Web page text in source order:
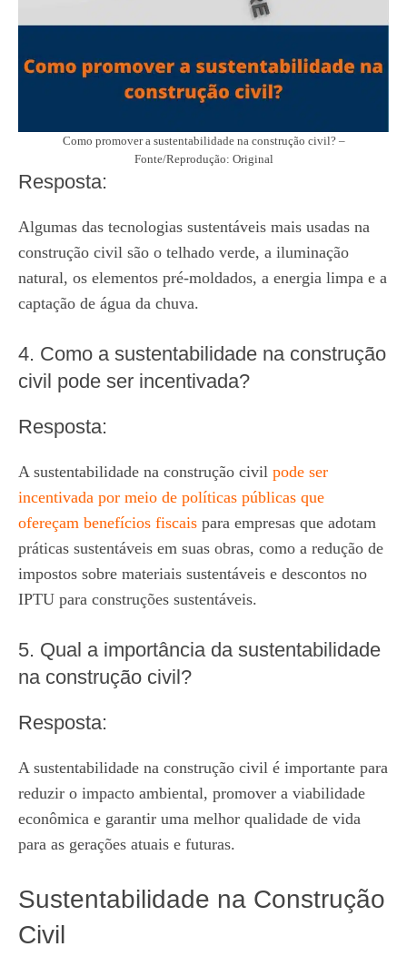
Como promover a sustentabilidade na construção civil? –
Fonte/Reprodução: Original
Resposta:
Algumas das tecnologias sustentáveis mais usadas na
construção civil são o telhado verde, a iluminação
natural, os elementos pré-moldados, a energia limpa e a
captação de água da chuva.
4. Como a sustentabilidade na construção
civil pode ser incentivada?
Resposta:
A sustentabilidade na construção civil pode ser
incentivada por meio de políticas públicas que
ofereçam benefícios fiscais para empresas que adotam
práticas sustentáveis em suas obras, como a redução de
impostos sobre materiais sustentáveis e descontos no
IPTU para construções sustentáveis.
5. Qual a importância da sustentabilidade
na construção civil?
Resposta:
A sustentabilidade na construção civil é importante para
reduzir o impacto ambiental, promover a viabilidade
econômica e garantir uma melhor qualidade de vida
para as gerações atuais e futuras.
Sustentabilidade na Construção
Civil